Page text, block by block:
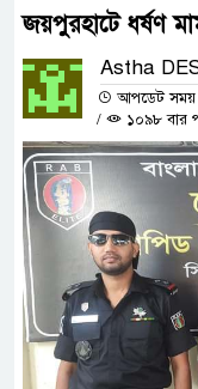
জয়পুরহাটে ধর্ষণ
Astha
আপডেট সময়
/
১০৯৮ বার